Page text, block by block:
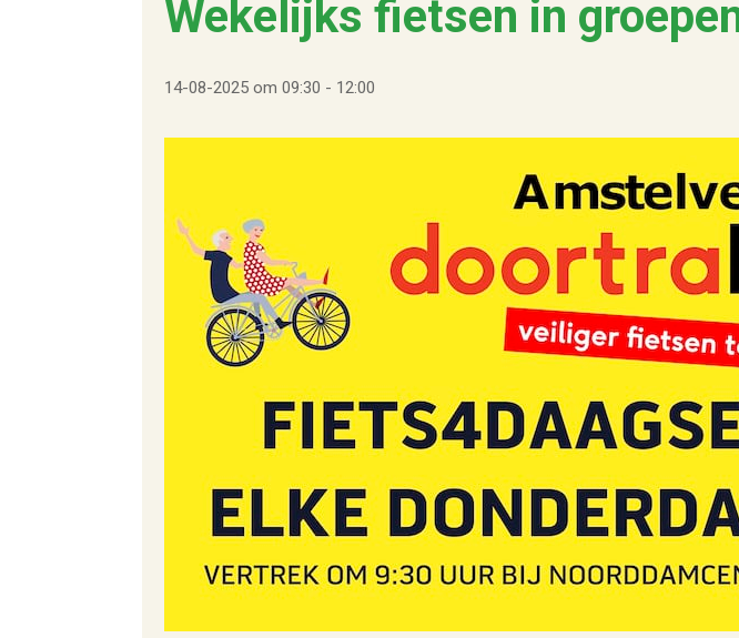
Wekelijks fietsen in
14-08-2025 om 09:30 - 12:00